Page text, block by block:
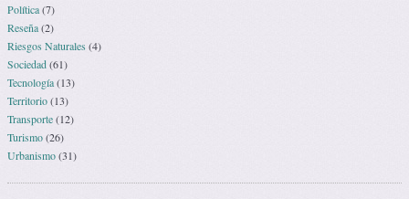
Política(7)
Reseña(2)
Riesgos Naturales (4)
Sociedad(61)
Tecnología(13)
Territorio(13)
Transporte(12)
Turismo(26)
Urbanismo(31)